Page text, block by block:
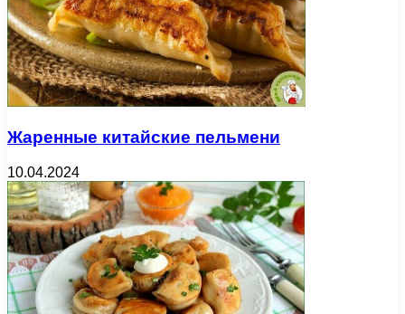
Жаренные китайские пельмени
10.04.2024